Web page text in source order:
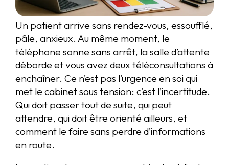
Un patient arrive sans rendez-vous, essoufflé,
pâle, anxieux. Au même moment, le
téléphone sonne sans arrêt, la salle d’attente
déborde et vous avez deux téléconsultations à
enchaîner. Ce n’est pas l’urgence en soi qui
met le cabinet sous tension: c’est l’incertitude.
Qui doit passer tout de suite, qui peut
attendre, qui doit être orienté ailleurs, et
comment le faire sans perdre d’informations
en route.